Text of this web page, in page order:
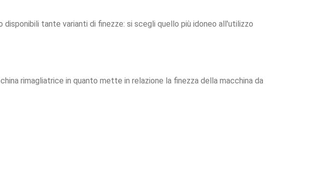
tante varianti di finezze: si scegli quello più idoneo all'utilizzo
rimagliatrice in quanto mette in relazione la finezza della macchina da